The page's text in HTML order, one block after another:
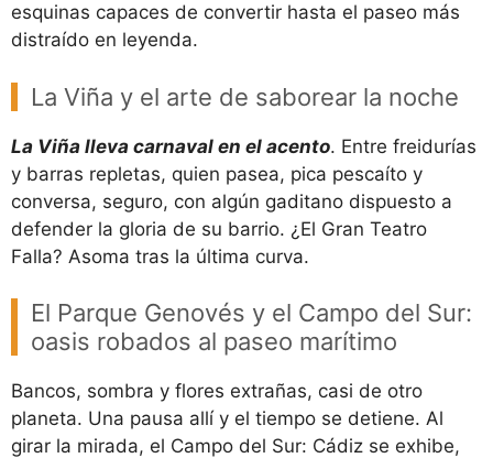
esquinas capaces de convertir hasta el paseo más
distraído en leyenda.
La Viña y el arte de saborear la noche
La Viña lleva carnaval en el acento. Entre freidurías
y barras repletas, quien pasea, pica pescaíto y
conversa, seguro, con algún gaditano dispuesto a
defender la gloria de su barrio. ¿El Gran Teatro
Falla? Asoma tras la última curva.
El Parque Genovés y el Campo del Sur:
oasis robados al paseo marítimo
Bancos, sombra y flores extrañas, casi de otro
planeta. Una pausa allí y el tiempo se detiene. Al
girar la mirada, el Campo del Sur: Cádiz se exhibe,